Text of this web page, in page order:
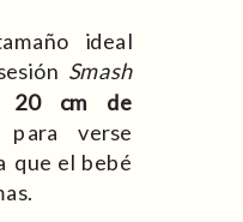
ideal
Smash
20 cm de
para verse
que el bebé